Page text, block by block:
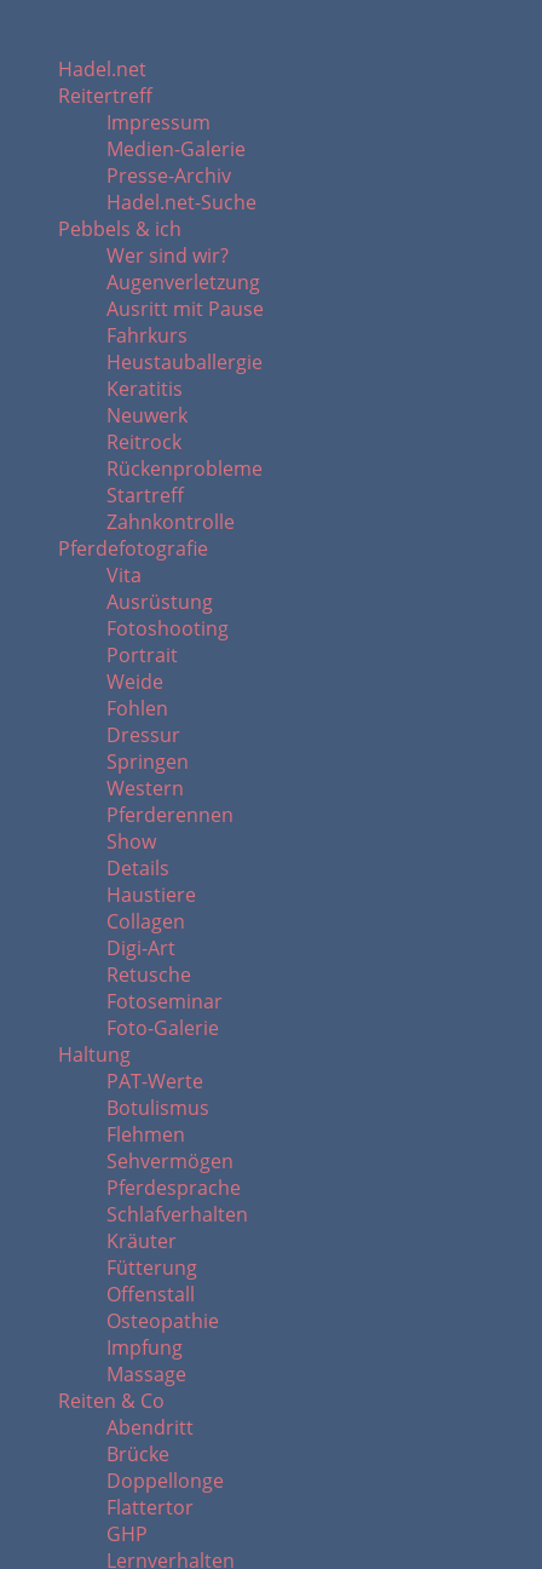
Hadel.net
Reitertreff
Impressum
Medien-Galerie
Presse-Archiv
Hadel.net-Suche
Pebbels & ich
Wer sind wir?
Augenverletzung
Ausritt mit Pause
Fahrkurs
Heustauballergie
Keratitis
Neuwerk
Reitrock
Rückenprobleme
Startreff
Zahnkontrolle
Pferdefotografie
Vita
Ausrüstung
Fotoshooting
Portrait
Weide
Fohlen
Dressur
Springen
Western
Pferderennen
Show
Details
Haustiere
Collagen
Digi-Art
Retusche
Fotoseminar
Foto-Galerie
Haltung
PAT-Werte
Botulismus
Flehmen
Sehvermögen
Pferdesprache
Schlafverhalten
Kräuter
Fütterung
Offenstall
Osteopathie
Impfung
Massage
Reiten & Co
Abendritt
Brücke
Doppellonge
Flattertor
GHP
Lernverhalten